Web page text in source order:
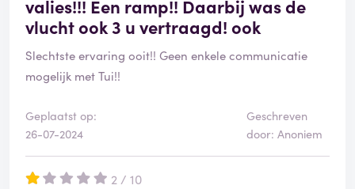
valies!!! Een ramp!! Daarbij was de
vlucht ook 3 u vertraagd! ook
Slechtste ervaring ooit!! Geen enkele communicatie
mogelijk met Tui!!
Geplaatst op:
26-07-2024
Geschreven
door: Anoniem
2 / 10